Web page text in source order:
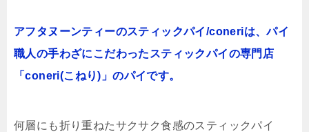
アフタヌーンティーのスティックパイ/coneriは、パイ
職人の手わざにこだわったスティックパイの専門店
「coneri(こねり)」のパイです。
何層にも折り重ねたサクサク食感のスティックパイ